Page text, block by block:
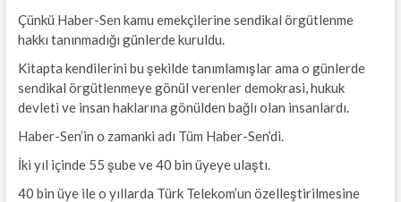
Çünkü Haber-Sen kamu emekçilerine sendikal örgütlenme
hakkı tanınmadığı günlerde kuruldu.
Kitapta kendilerini bu şekilde tanımlamışlar ama o günlerde
sendikal örgütlenmeye gönül verenler demokrasi, hukuk
devleti ve insan haklarına gönülden bağlı olan insanlardı.
Haber-Sen’in o zamanki adı Tüm Haber-Sen’di.
İki yıl içinde 55 şube ve 40 bin üyeye ulaştı.
40 bin üye ile o yıllarda Türk Telekom’un özelleştirilmesine